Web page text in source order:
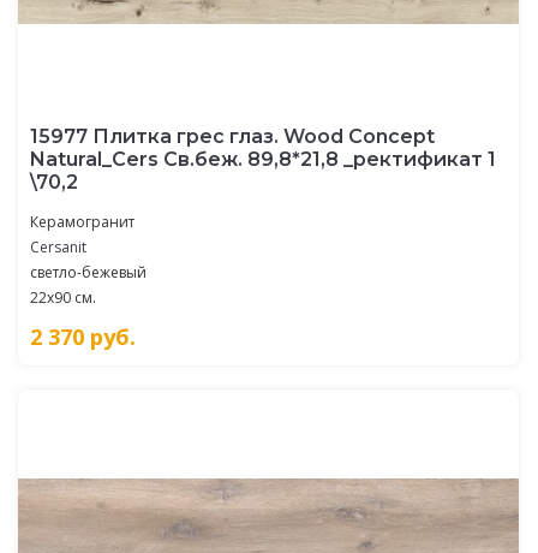
15977 Плитка грес глаз. Wood Concept
Natural_Cers Св.беж. 89,8*21,8 _ректификат 1
\70,2
Керамогранит
Cersanit
светло-бежевый
22x90 см.
2 370 руб.